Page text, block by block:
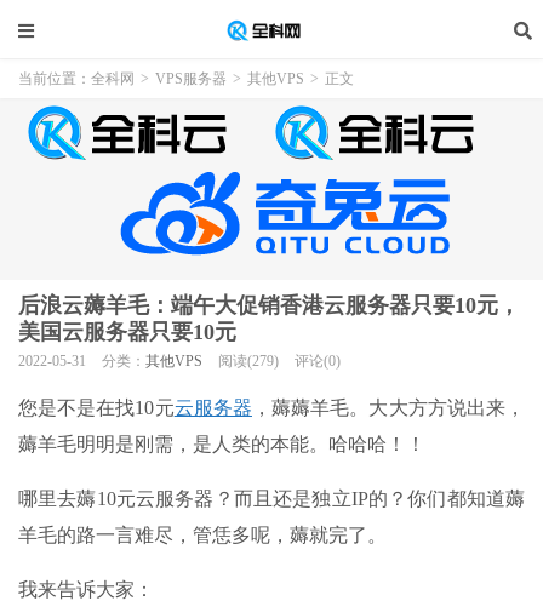
当前位置： 全科网 > VPS服务器 > 其他VPS > 正文
后浪云薅羊毛：端午大促销香港云服务器只要10元，
美国云服务器只要10元
2022-05-31 分类： 其他VPS 阅读(279) 评论(0)
您是不是在找10元云服务器 ，薅薅羊毛。大大方方说出来，
薅羊毛明明是刚需，是人类的本能。哈哈哈！！
哪里去薅10元云服务器？而且还是独立IP的？你们都知道薅
羊毛的路一言难尽，管恁多呢，薅就完了。
我来告诉大家：